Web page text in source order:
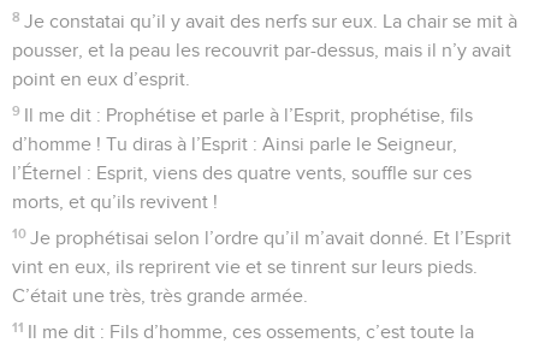
8 Je constatai qu’il y avait des nerfs sur eux. La chair se mit à
pousser, et la peau les recouvrit par-dessus, mais il n’y avait
point en eux d’esprit.
9 Il me dit : Prophétise et parle à l’Esprit, prophétise, fils
d’homme ! Tu diras à l’Esprit : Ainsi parle le Seigneur,
l’Éternel : Esprit, viens des quatre vents, souffle sur ces
morts, et qu’ils revivent !
10 Je prophétisai selon l’ordre qu’il m’avait donné. Et l’Esprit
vint en eux, ils reprirent vie et se tinrent sur leurs pieds.
C’était une très, très grande armée.
11 Il me dit : Fils d’homme, ces ossements, c’est toute la